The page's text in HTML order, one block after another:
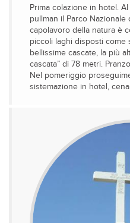
Prima colazione in hotel.
pullman il Parco
capolavoro della natura è
piccoli laghi disposti come
bellissime cascate, la più
cascata” di 78 metri.
Nel pomeriggio
sistemazione in hotel,